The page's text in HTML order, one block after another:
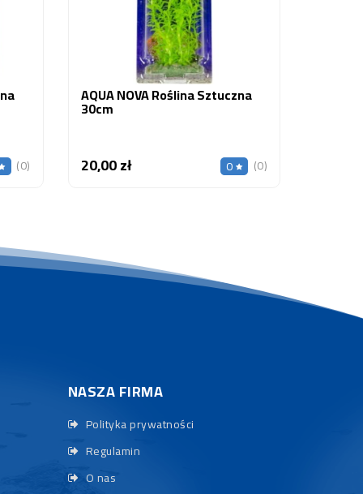
(0)
AQUA NOVA Roślina Sztuczna
30cm
20,00 złCena 0 (0)
NASZA FIRMA
Polityka prywatności
Regulamin
O nas